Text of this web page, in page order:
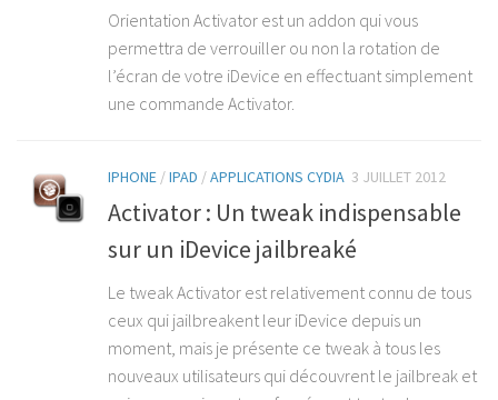
Orientation Activator est un addon qui vous
permettra de verrouiller ou non la rotation de
l’écran de votre iDevice en effectuant simplement
une commande Activator.
IPHONE /IPAD /APPLICATIONS CYDIA 3 JUILLET 2012
Activator : Un tweak indispensable
sur un iDevice jailbreaké
Le tweak Activator est relativement connu de tous
ceux qui jailbreakent leur iDevice depuis un
moment, mais je présente ce tweak à tous les
nouveaux utilisateurs qui découvrent le jailbreak et